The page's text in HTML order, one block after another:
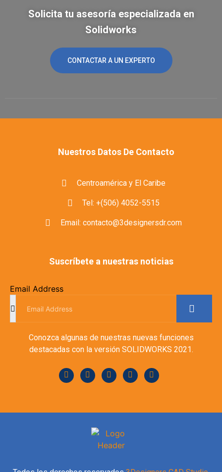
Solicita tu asesoría especializada en
Solidworks
CONTACTAR A UN EXPERTO
Nuestros Datos De Contacto
Centroamérica y El Caribe
Tel: +(506) 4052-5515
Email: contacto@3designersdr.com
Suscríbete a nuestras noticias
Email Address
Conozca algunas de nuestras nuevas funciones
destacadas con la versión SOLIDWORKS 2021.